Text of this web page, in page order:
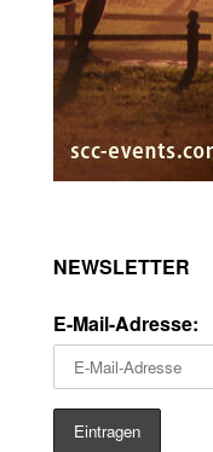
NEWSLETTER
E-Mail-Adresse: